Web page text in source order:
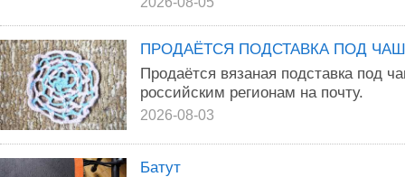
ПРОДАЁТСЯ ПОДСТАВКА ПОД
Продаётся вязаная подставка под
российским регионам на почту.
2026-08-03
Батут